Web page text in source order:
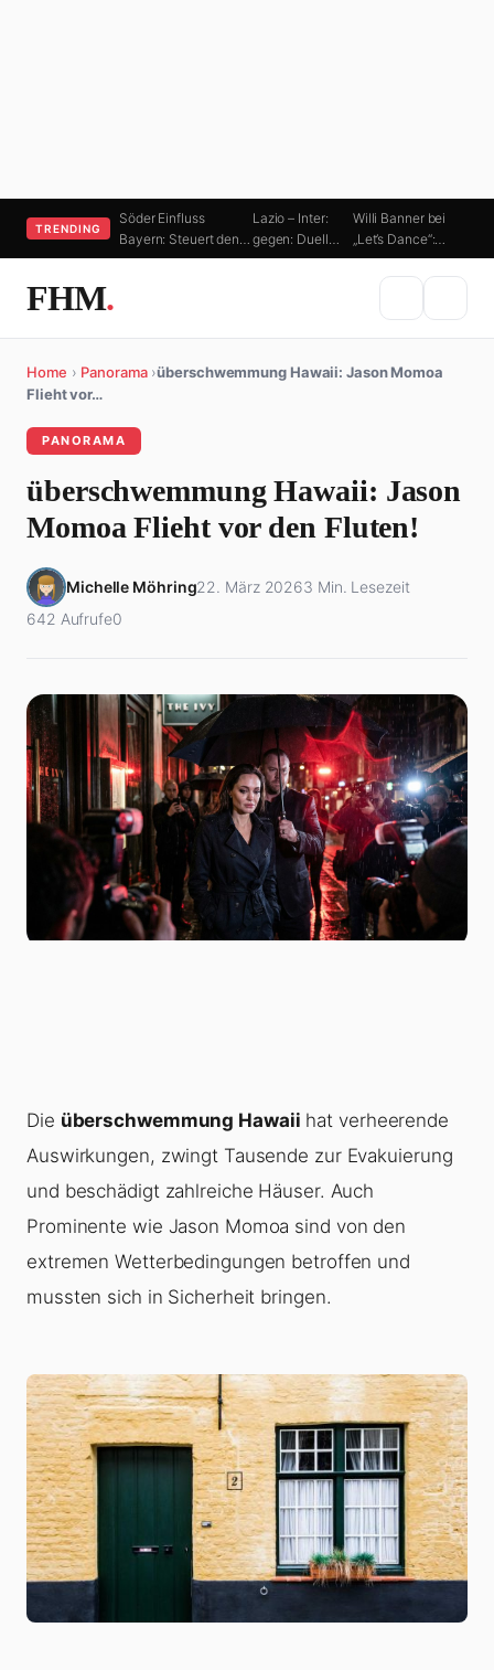
TRENDING
Söder Einfluss
Bayern: Steuert den…
Lazio – Inter:
gegen: Duell…
Willi Banner bei
„Let’s Dance“:…
FHM.
Home › Panorama ›überschwemmung Hawaii: Jason Momoa
Flieht vor…
PANORAMA
überschwemmung Hawaii: Jason
Momoa Flieht vor den Fluten!
Michelle Möhring22. März 20263 Min. Lesezeit
642 Aufrufe0
Die überschwemmung Hawaii hat verheerende
Auswirkungen, zwingt Tausende zur Evakuierung
und beschädigt zahlreiche Häuser. Auch
Prominente wie Jason Momoa sind von den
extremen Wetterbedingungen betroffen und
mussten sich in Sicherheit bringen.